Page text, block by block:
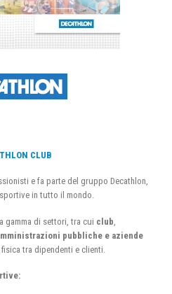
CLUB
e fa parte del gruppo Decathlon,
in tutto il mondo.
gamma di settori, tra cui club
pubbliche e aziende
tra dipendenti e clienti.